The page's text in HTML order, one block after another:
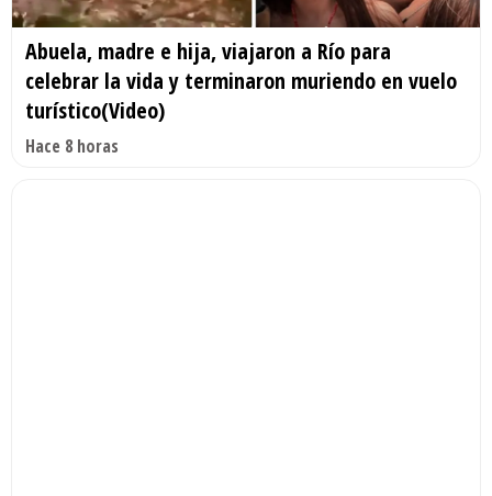
Abuela, madre e hija, viajaron a Río para
celebrar la vida y terminaron muriendo en vuelo
turístico(Video)
Hace 8 horas